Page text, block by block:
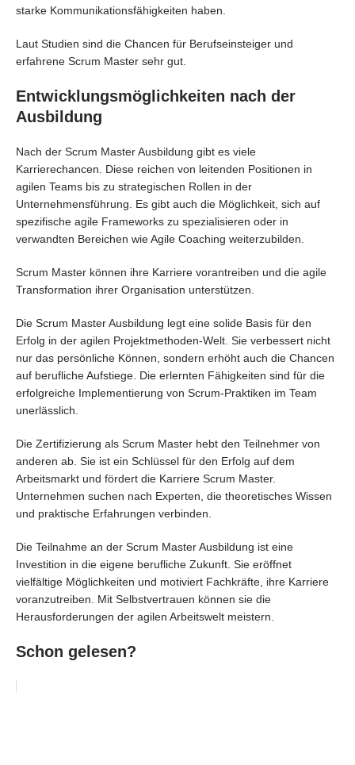
starke Kommunikationsfähigkeiten haben.
Laut Studien sind die Chancen für Berufseinsteiger und
erfahrene Scrum Master sehr gut.
Entwicklungsmöglichkeiten nach der
Ausbildung
Nach der Scrum Master Ausbildung gibt es viele
Karrierechancen. Diese reichen von leitenden Positionen in
agilen Teams bis zu strategischen Rollen in der
Unternehmensführung. Es gibt auch die Möglichkeit, sich auf
spezifische agile Frameworks zu spezialisieren oder in
verwandten Bereichen wie Agile Coaching weiterzubilden.
Scrum Master können ihre Karriere vorantreiben und die agile
Transformation ihrer Organisation unterstützen.
Die Scrum Master Ausbildung legt eine solide Basis für den
Erfolg in der agilen Projektmethoden-Welt. Sie verbessert nicht
nur das persönliche Können, sondern erhöht auch die Chancen
auf berufliche Aufstiege. Die erlernten Fähigkeiten sind für die
erfolgreiche Implementierung von Scrum-Praktiken im Team
unerlässlich.
Die Zertifizierung als Scrum Master hebt den Teilnehmer von
anderen ab. Sie ist ein Schlüssel für den Erfolg auf dem
Arbeitsmarkt und fördert die Karriere Scrum Master.
Unternehmen suchen nach Experten, die theoretisches Wissen
und praktische Erfahrungen verbinden.
Die Teilnahme an der Scrum Master Ausbildung ist eine
Investition in die eigene berufliche Zukunft. Sie eröffnet
vielfältige Möglichkeiten und motiviert Fachkräfte, ihre Karriere
voranzutreiben. Mit Selbstvertrauen können sie die
Herausforderungen der agilen Arbeitswelt meistern.
Schon gelesen?